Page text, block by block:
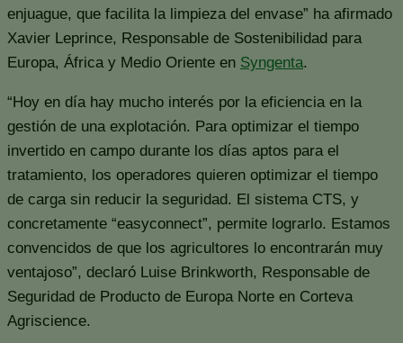
enjuague, que facilita la limpieza del envase” ha afirmado
Xavier Leprince, Responsable de Sostenibilidad para
Europa, África y Medio Oriente en Syngenta.
“Hoy en día hay mucho interés por la eficiencia en la
gestión de una explotación. Para optimizar el tiempo
invertido en campo durante los días aptos para el
tratamiento, los operadores quieren optimizar el tiempo
de carga sin reducir la seguridad. El sistema CTS, y
concretamente “easyconnect”, permite lograrlo. Estamos
convencidos de que los agricultores lo encontrarán muy
ventajoso”, declaró Luise Brinkworth, Responsable de
Seguridad de Producto de Europa Norte en Corteva
Agriscience.